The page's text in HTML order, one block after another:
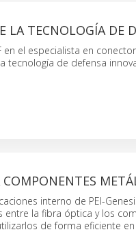
LA TECNOLOGÍA DE
en el especialista en
tecnología de defensa
interno de PEI-
entre la fibra óptica y los
de forma eficiente